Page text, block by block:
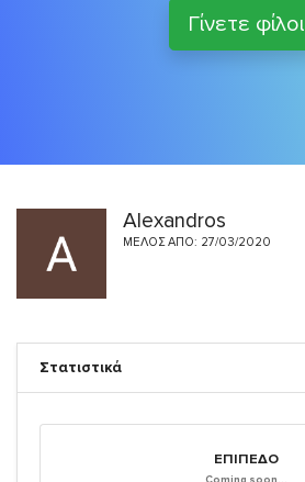
Γίνετε φίλοι
Alexandros
ΜΈΛΟΣ ΑΠΌ: 27/03/2020
Στατιστικά
ΕΠΊΠΕΔΟ